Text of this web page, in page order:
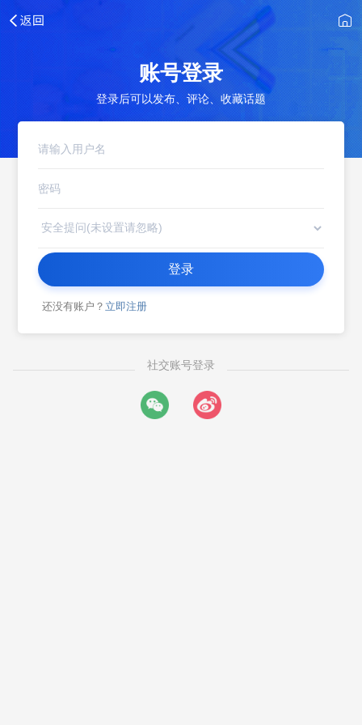
账号登录
登录后可以发布、评论、收藏话题
登录
还没有账户？ 立即注册
社交账号登录